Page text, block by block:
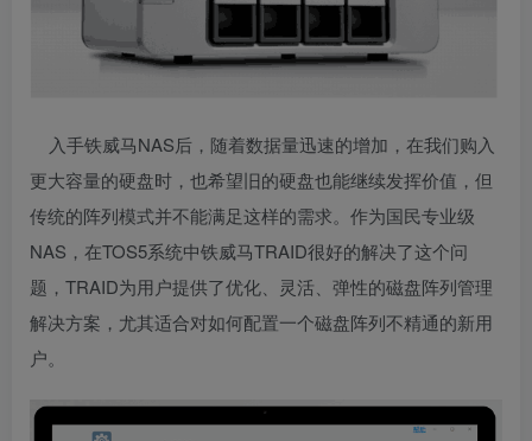
入手铁威马NAS后，随着数据量迅速的增加，在我们购入
更大容量的硬盘时，也希望旧的硬盘也能继续发挥价值，但
传统的阵列模式并不能满足这样的需求。作为国民专业级
NAS，在TOS5系统中铁威马TRAID很好的解决了这个问
题，TRAID为用户提供了优化、灵活、弹性的磁盘阵列管理
解决方案，尤其适合对如何配置一个磁盘阵列不精通的新用
户。